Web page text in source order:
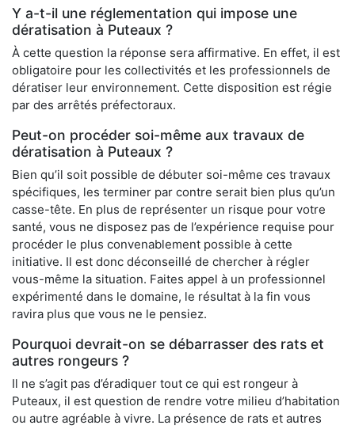
Y a-t-il une réglementation qui impose une
dératisation à Puteaux ?
À cette question la réponse sera affirmative. En effet, il est
obligatoire pour les collectivités et les professionnels de
dératiser leur environnement. Cette disposition est régie
par des arrêtés préfectoraux.
Peut-on procéder soi-même aux travaux de
dératisation à Puteaux ?
Bien qu’il soit possible de débuter soi-même ces travaux
spécifiques, les terminer par contre serait bien plus qu’un
casse-tête. En plus de représenter un risque pour votre
santé, vous ne disposez pas de l’expérience requise pour
procéder le plus convenablement possible à cette
initiative. Il est donc déconseillé de chercher à régler
vous-même la situation. Faites appel à un professionnel
expérimenté dans le domaine, le résultat à la fin vous
ravira plus que vous ne le pensiez.
Pourquoi devrait-on se débarrasser des rats et
autres rongeurs ?
Il ne s’agit pas d’éradiquer tout ce qui est rongeur à
Puteaux, il est question de rendre votre milieu d’habitation
ou autre agréable à vivre. La présence de rats et autres